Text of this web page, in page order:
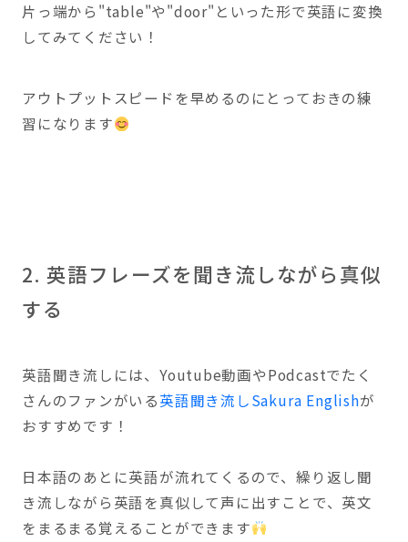
片っ端から"table"や"door"といった形で英語に変換
してみてください！
アウトプットスピードを早めるのにとっておきの練
習になります
2. 英語フレーズを聞き流しながら真似
する
英語聞き流しには、Youtube動画やPodcastでたく
さんのファンがいる英語聞き流しSakura Englishが
おすすめです！
日本語のあとに英語が流れてくるので、繰り返し聞
き流しながら英語を真似して声に出すことで、英文
をまるまる覚えることができます